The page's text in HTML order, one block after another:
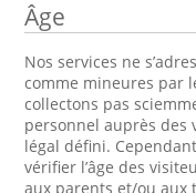
Âge
Nos services ne
comme mineures par
collectons pas
personnel auprès des
légal défini.
vérifier l’âge des
aux parents et/ou aux